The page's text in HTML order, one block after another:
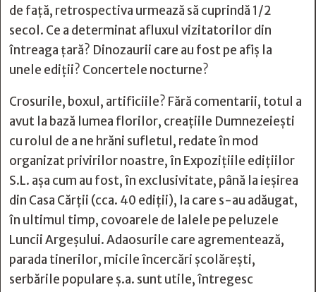
de față, retrospectiva urmează să cuprindă 1/2
secol. Ce a determinat afluxul vizitatorilor din
întreaga țară? Dinozaurii care au fost pe afiș la
unele ediții? Concertele nocturne?
Crosurile, boxul, artificiile? Fără comentarii, totul a
avut la bază lumea florilor, creațiile Dumnezeiești
cu rolul de a ne hrăni sufletul, redate în mod
organizat privirilor noastre, în Expozițiile edițiilor
S.L. așa cum au fost, în exclusivitate, până la ieșirea
din Casa Cărții (cca. 40 ediții), la care s-au adăugat,
în ultimul timp, covoarele de lalele pe peluzele
Luncii Argeșului. Adaosurile care agrementează,
parada tinerilor, micile încercări școlărești,
serbările populare ș.a. sunt utile, întregesc